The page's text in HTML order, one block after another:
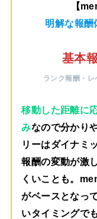
【
明解な報酬
基本
ランク報酬・レ
移動した距離に
みなので分かり
リーはダイナミ
報酬の変動が激
くいことも。
がベースとなっ
いタイミングで